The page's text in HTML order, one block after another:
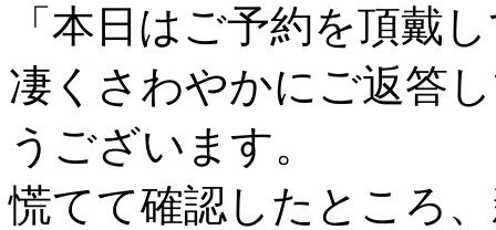
「本日はご予約を頂戴
凄くさわやかにご返答
うございます。
慌てて確認したところ